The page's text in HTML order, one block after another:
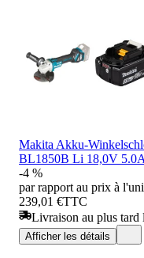
Makita Akku-
BL1850B Li 18,0V
-4 %
par rapport au prix à
239,01 €TTC
Livraison au plus tard
Afficher les détails